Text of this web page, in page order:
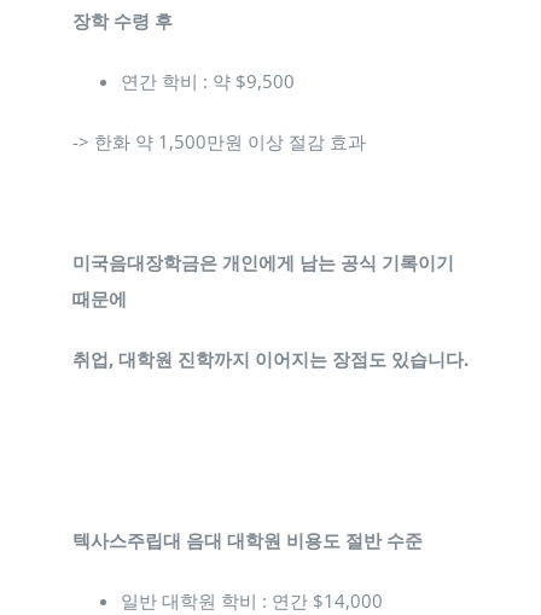
장학 수령 후
연간 학비 : 약 $9,500
-> 한화 약 1,500만원 이상 절감 효과
미국음대장학금은 개인에게 남는 공식 기록이기
때문에
취업, 대학원 진학까지 이어지는 장점도 있습니다.
텍사스주립대 음대 대학원 비용도 절반 수준
일반 대학원 학비 : 연간 $14,000